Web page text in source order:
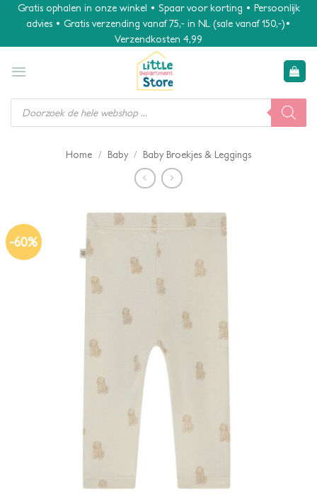
Gratis ophalen in onze winkel • Spaar voor korting • Persoonlijk
advies • Gratis verzending vanaf 75,- in NL (sale vanaf 150,-)•
Verzendkosten 4,99
Producten
zoeken
Home / Baby / Baby Broekjes & Leggings
-60%